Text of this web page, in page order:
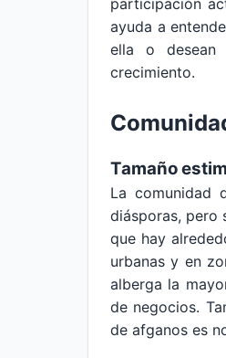
participación
ayuda a
ella o desean
crecimiento.
Tamaño
La comunidad
diásporas, pero
que hay
urbanas y en
alberga la
de negocios.
de afganos es